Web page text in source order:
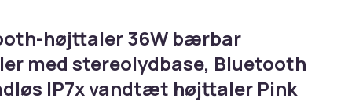
højttaler 36W bærbar
med stereolydbase, Bluetooth
IP7x vandtæt højttaler Pink